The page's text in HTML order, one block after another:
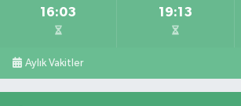
16:03 19:13
Aylık Vakitler